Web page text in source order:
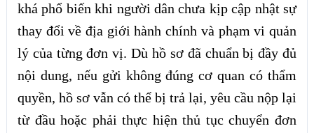
khá phổ biến khi người dân chưa kịp cập nhật sự
thay đổi về địa giới hành chính và phạm vi quản
lý của từng đơn vị. Dù hồ sơ đã chuẩn bị đầy đủ
nội dung, nếu gửi không đúng cơ quan có thẩm
quyền, hồ sơ vẫn có thể bị trả lại, yêu cầu nộp lại
từ đầu hoặc phải thực hiện thủ tục chuyển đơn